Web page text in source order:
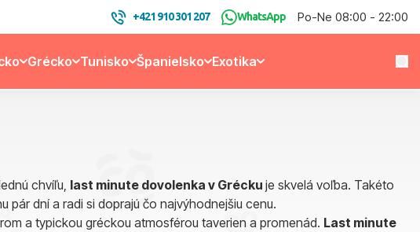
+421 910 301 207 WhatsApp Po-Ne 08:00 - 22:00
Grécko Tunisko Španielsko Exotika
chvíľu, last minute dovolenka v Grécku je skvelá voľba. Takéto
dní a radi si doprajú čo najvýhodnejšiu cenu.
a typickou gréckou atmosférou taverien a promenád. Last minute